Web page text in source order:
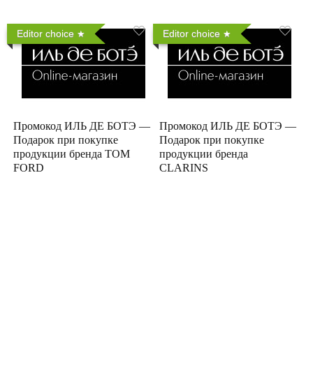
Editor choice
Промокод ИЛЬ ДЕ БОТЭ —
Подарок при покупке
продукции бренда TOM
FORD
Editor choice
Промокод ИЛЬ ДЕ БОТЭ —
Подарок при покупке
продукции бренда
CLARINS